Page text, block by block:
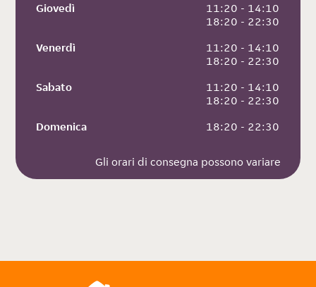
Giovedì
11:20 - 14:10
18:20 - 22:30
Venerdì
11:20 - 14:10
18:20 - 22:30
Sabato
11:20 - 14:10
18:20 - 22:30
Domenica
18:20 - 22:30
Gli orari di consegna possono variare